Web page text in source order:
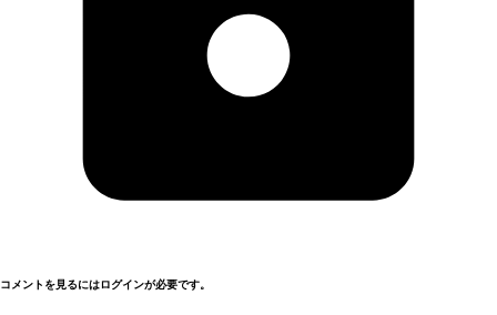
コメントを見るにはログインが必要です。